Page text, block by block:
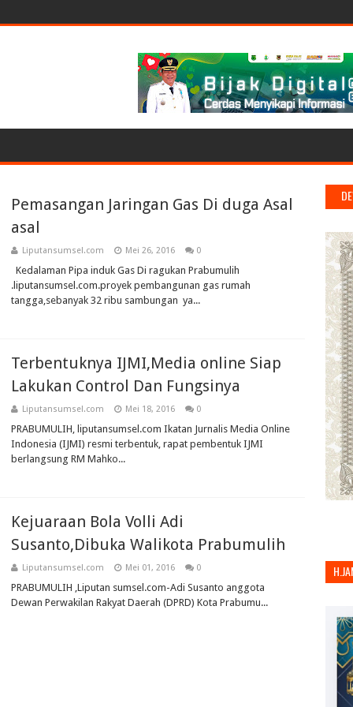
Pemasangan Jaringan Gas Di duga Asal
asal
Liputansumsel.com Mei 26, 2016 0
Kedalaman Pipa induk Gas Di ragukan Prabumulih
.liputansumsel.com.proyek pembangunan gas rumah
tangga,sebanyak 32 ribu sambungan ya...
Terbentuknya IJMI,Media online Siap
Lakukan Control Dan Fungsinya
Liputansumsel.com Mei 18, 2016 0
PRABUMULIH, liputansumsel.com Ikatan Jurnalis Media Online
Indonesia (IJMI) resmi terbentuk, rapat pembentuk IJMI
berlangsung RM Mahko...
Kejuaraan Bola Volli Adi
Susanto,Dibuka Walikota Prabumulih
Liputansumsel.com Mei 01, 2016 0
PRABUMULIH ,Liputan sumsel.com-Adi Susanto anggota
Dewan Perwakilan Rakyat Daerah (DPRD) Kota Prabumu...